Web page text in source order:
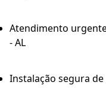
Atendimento
- AL
Instalação segura